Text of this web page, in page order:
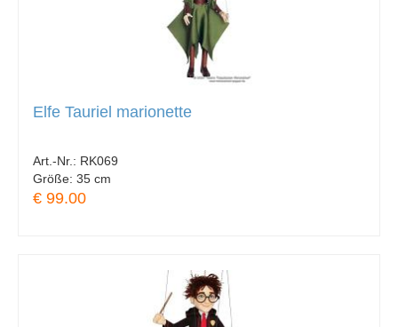
Elfe Tauriel marionette
Art.-Nr.: RK069
Größe: 35 cm
€ 99.00